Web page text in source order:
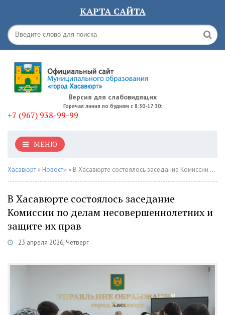
КАРТА САЙТА
Версия для слабовидящих
Горячая линия по будням с 8:30-17:30:
+7 (967) 938-99-99
МЕНЮ
Хасавюрт » Новости » В Хасавюрте состоялось заседание Комиссии по делам несовершеннолетних и защите их прав
В Хасавюрте состоялось заседание
Комиссии по делам несовершеннолетних и
защите их прав
23 апреля 2026, Четверг